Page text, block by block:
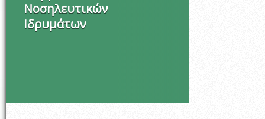
Νοσηλευτικών
Ιδρυμάτων